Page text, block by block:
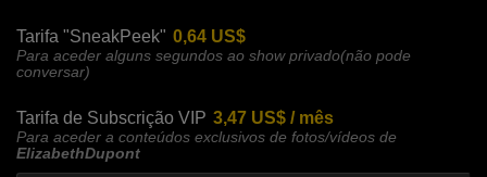
Tarifa "SneakPeek" 0,64 US$
Para aceder alguns segundos ao show privado(não pode
conversar)
Tarifa de Subscrição VIP 3,47 US$ / mês
Para aceder a conteúdos exclusivos de fotos/vídeos de
ElizabethDupont